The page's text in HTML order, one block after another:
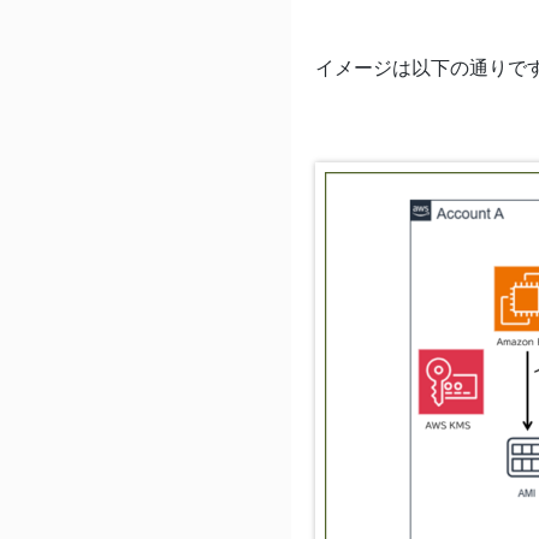
イメージは以下の通りで